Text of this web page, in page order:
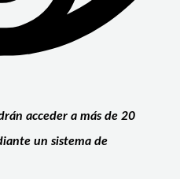
acceder a más de 20
un sistema de